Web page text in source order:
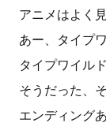
アニメはよく
あー、タイプ
タイプワイル
そうだった、
エンディング